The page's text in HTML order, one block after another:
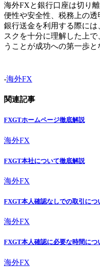
海外FXと銀行口座は切り
便性や安全性、税務上の透
銀行送金を利用する際に
スクを十分に理解した上
うことが成功への第一歩と
-海外FX
関連記事
FXGTホームページ徹底解説
海外FX
FXGT本社について徹底解説
海外FX
FXGT本人確認なしでの取引につ
海外FX
FXGT本人確認に必要な時間につ
海外FX